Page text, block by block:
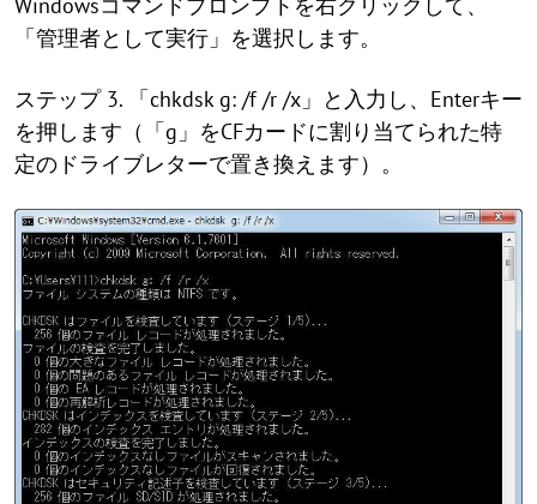
「管理者として実行」を選択します。
ステップ 3. 「chkdsk g: /f /r /x」と入力し、Enterキー
を押します（「g」をCFカードに割り当てられた特
定のドライブレターで置き換えます）。